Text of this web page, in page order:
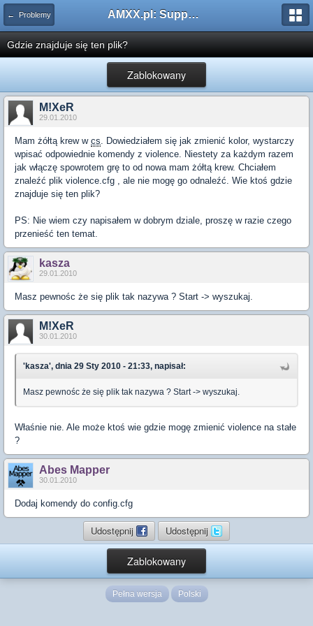
← Problemy AMXX.pl: Support AMX Mod X i SourceMod
Gdzie znajduje się ten plik?
Zablokowany
M!XeR
29.01.2010
Mam żółtą krew w cs. Dowiedziałem się jak zmienić kolor, wystarczy
wpisać odpowiednie komendy z violence. Niestety za każdym razem
jak włączę spowrotem grę to od nowa mam żółtą krew. Chciałem
znaleźć plik violence.cfg , ale nie mogę go odnaleźć. Wie ktoś gdzie
znajduje się ten plik?
PS: Nie wiem czy napisałem w dobrym dziale, proszę w razie czego
przenieść ten temat.
kasza
29.01.2010
Masz pewnośc że się plik tak nazywa ? Start -> wyszukaj.
M!XeR
30.01.2010
'kasza', dnia 29 Sty 2010 - 21:33, napisał:
Masz pewnośc że się plik tak nazywa ? Start -> wyszukaj.
Właśnie nie. Ale może ktoś wie gdzie mogę zmienić violence na stałe
?
Abes Mapper
30.01.2010
Dodaj komendy do config.cfg
Udostępnij Udostępnij
Zablokowany
Pełna wersja Polski